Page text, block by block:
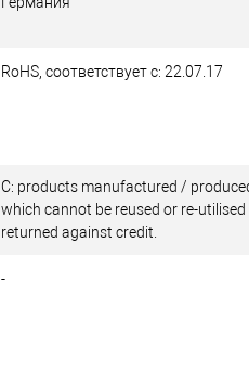
RoHS, соответствует с: 22.07.17
C: products manufactured /
which cannot be reused or re-utilised
returned against credit.
-